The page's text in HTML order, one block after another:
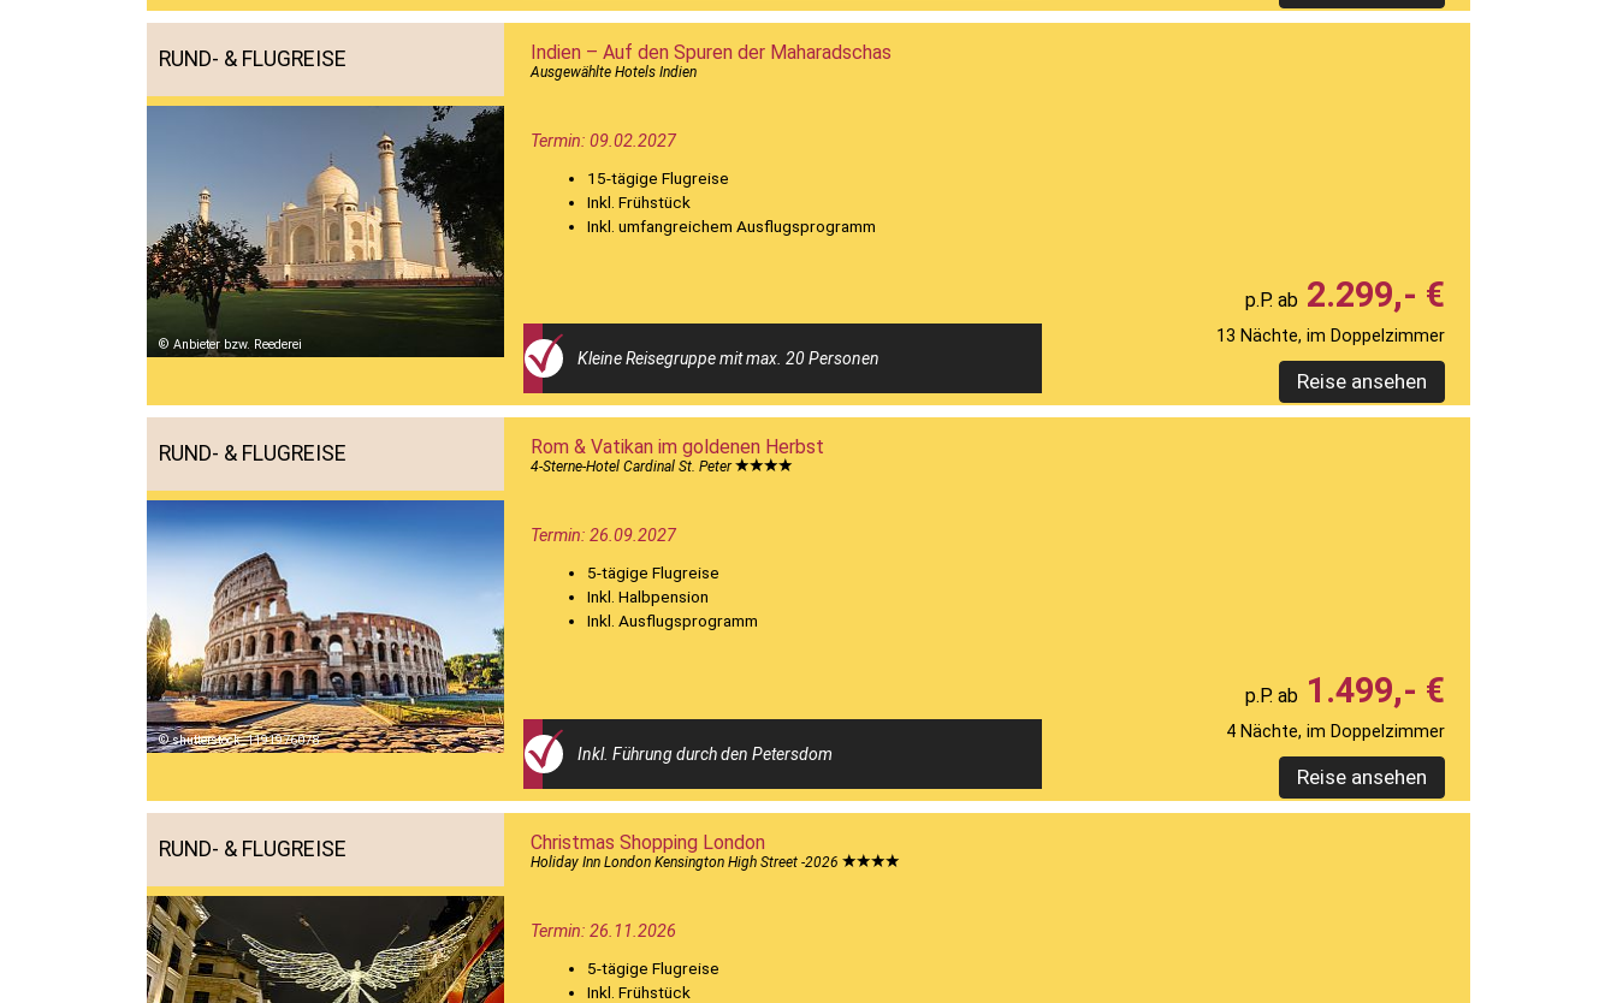
RUND- & FLUGREISE
Anbieter bzw. Reederei
Indien – Auf den Spuren der Maharadschas
Ausgewählte Hotels Indien
Termin: 09.02.2027
15-tägige Flugreise
Inkl. Frühstück
Inkl. umfangreichem Ausflugsprogramm
Kleine Reisegruppe mit max. 20 Personen
2.299,- €
13 Nächte, im Doppelzimmer
Reise ansehen
RUND- & FLUGREISE
shutterstock_1191976078
Rom & Vatikan im goldenen Herbst
4-Sterne-Hotel Cardinal St. Peter
Termin: 26.09.2027
5-tägige Flugreise
Inkl. Halbpension
Inkl. Ausflugsprogramm
Inkl. Führung durch den Petersdom
1.499,- €
4 Nächte, im Doppelzimmer
Reise ansehen
RUND- & FLUGREISE Christmas Shopping London
Holiday Inn London Kensington High Street -2026
Termin: 26.11.2026
5-tägige Flugreise
Inkl. Frühstück